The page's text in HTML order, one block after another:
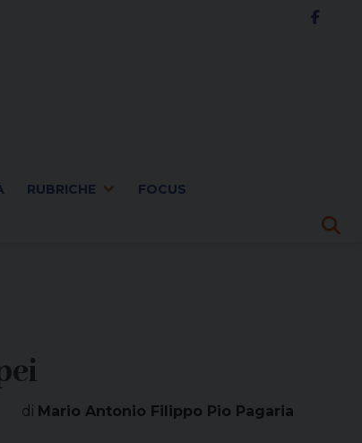
RUBRICHE FOCUS
di Mario Antonio Filippo Pio Pagaria